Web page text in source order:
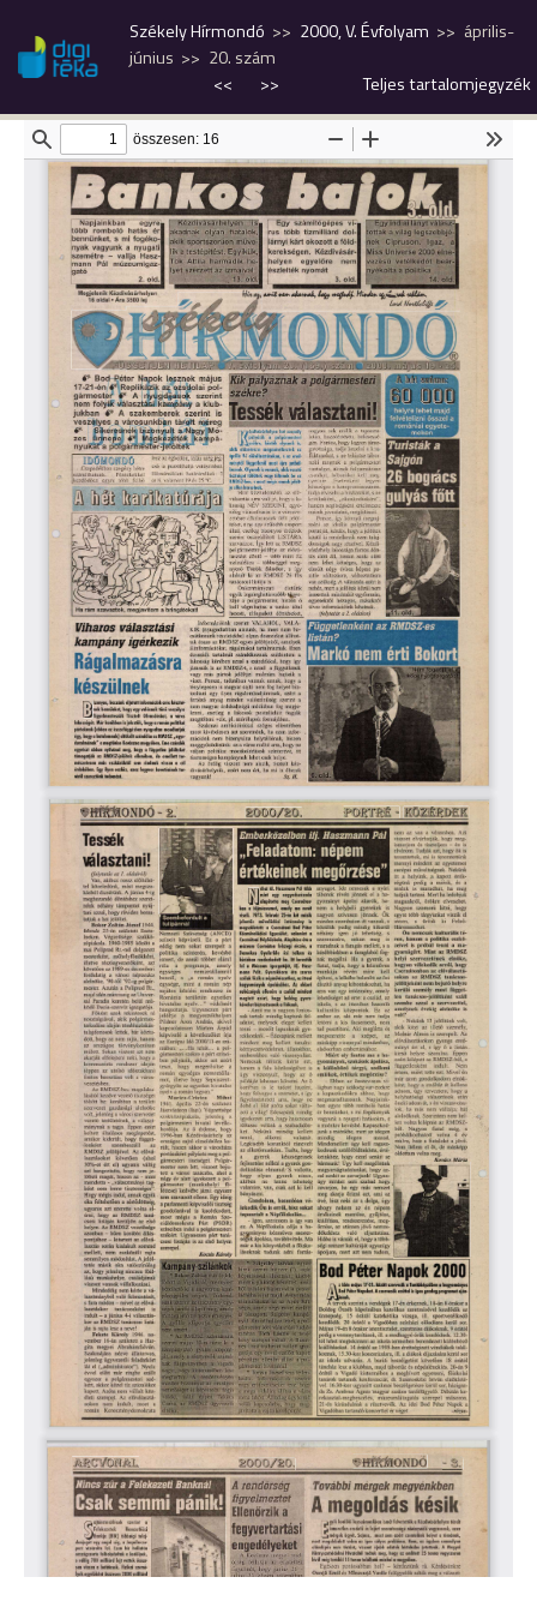
Székely Hírmondó 2000, V. Évfolyam
április-
június
20. szám
<<
>> Teljes tartalomjegyzék